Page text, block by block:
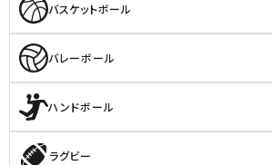
バスケットボール
バレーボール
ハンドボール
ラグビー